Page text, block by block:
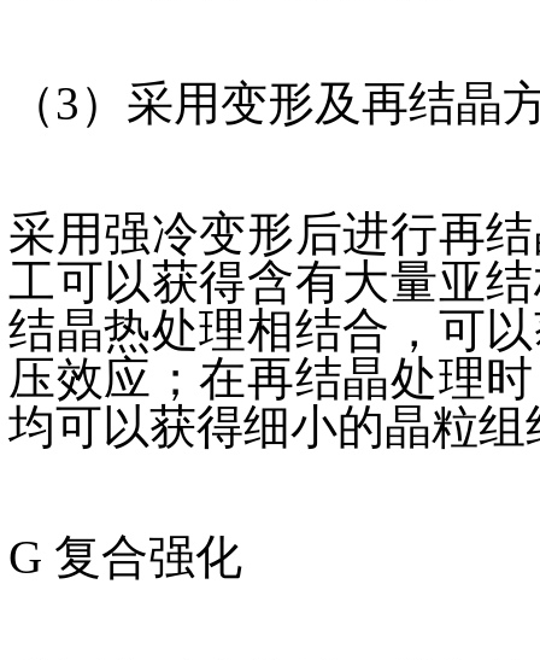
（3）采用变形及再结晶
采用强冷变形后进行再
工可以获得含有大量亚
结晶热处理相结合，可
压效应；在再结晶处理
均可以获得细小的晶粒组
G 复合强化